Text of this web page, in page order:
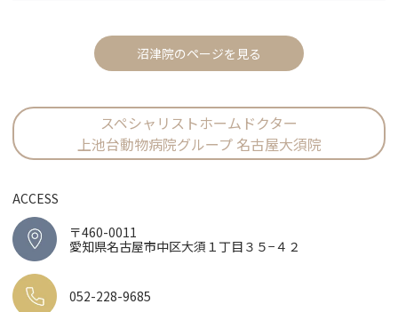
沼津院のページを見る
スペシャリストホームドクター
上池台動物病院グループ 名古屋大須院
ACCESS
〒460-0011
愛知県名古屋市中区大須１丁目３５−４２
052-228-9685